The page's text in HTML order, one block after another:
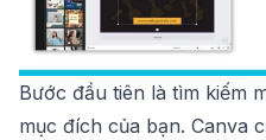
Bước đầu tiên là tìm kiếm
mục đích của bạn. Canva